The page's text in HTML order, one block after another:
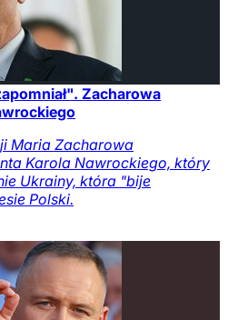
Zacharowa
Maria Zacharowa
Karola Nawrockiego, który
Ukrainy, która "bije
Polski.